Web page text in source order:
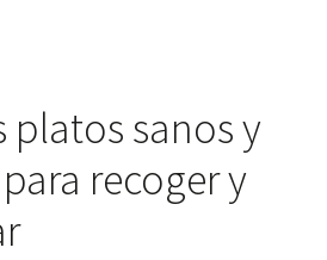
platos sanos y
recoger y